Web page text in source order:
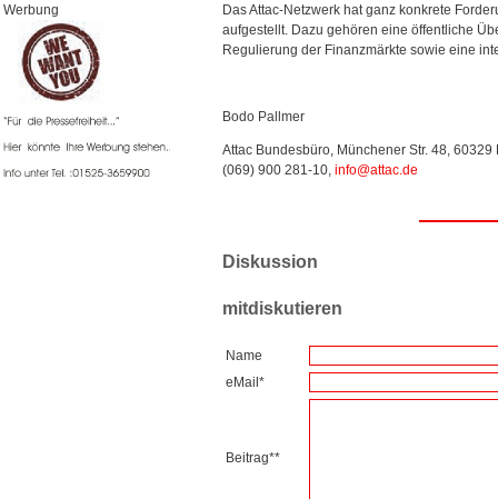
Werbung
Das Attac-Netzwerk hat ganz konkrete
aufgestellt. Dazu gehören eine öffentliche
Regulierung der Finanzmärkte sowie eine
Bodo Pallmer
Attac Bundesbüro, Münchener Str. 48, 60329
(069) 900 281-10, info@attac.de
Diskussion
mitdiskutieren
Name
eMail*
Beitrag**